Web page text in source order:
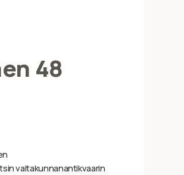
48
valtakunnanantikvaarin